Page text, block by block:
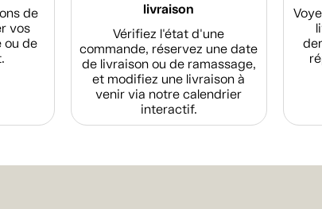
de
vos
ou de
livraison
Vérifiez l'état d'une
commande, réservez une date
de livraison ou de ramassage,
et modifiez une livraison à
venir via notre calendrier
interactif.